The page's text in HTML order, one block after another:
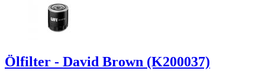
Ölfilter - David Brown (K200037)